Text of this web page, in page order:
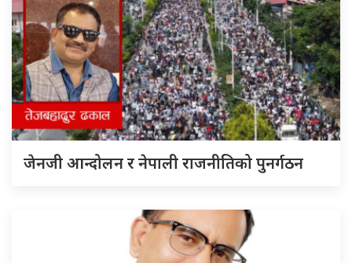
जेनजी आन्दोलन र नेपाली राजनीतिको पुनर्गठन